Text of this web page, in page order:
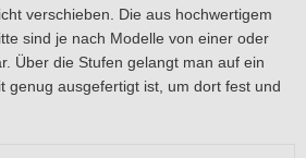
verschieben. Die aus hochwertigem
sind je nach Modelle von einer oder
Über die Stufen gelangt man auf ein
genug ausgefertigt ist, um dort fest und